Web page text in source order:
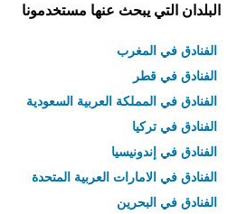
البلدان التي يبحث عنها مستخدمونا
الفنادق في المغرب
الفنادق في قطر
الفنادق في المملكة العربية السعودية
الفنادق في تركيا
الفنادق في إندونيسيا
الفنادق في الامارات العربية المتحدة
الفنادق في البحرين